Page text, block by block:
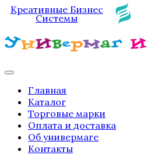
Креативные Бизнес
Системы
Главная
Каталог
Торговые марки
Оплата и доставка
Об универмаге
Контакты